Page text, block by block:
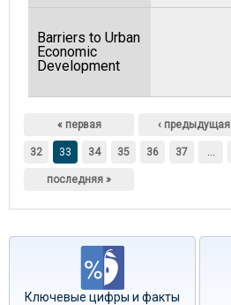
Barriers to Urban
Economic
Development
« первая ‹ предыдущая
32 33 34 35 36 37 …
последняя »
Ключевые цифры и факты